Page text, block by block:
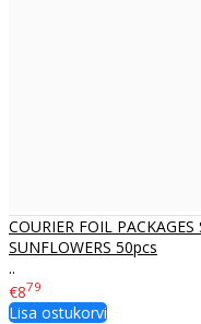
COURIER FOIL
SUNFLOWERS 50pcs
..
€879
Lisa ostukorvi